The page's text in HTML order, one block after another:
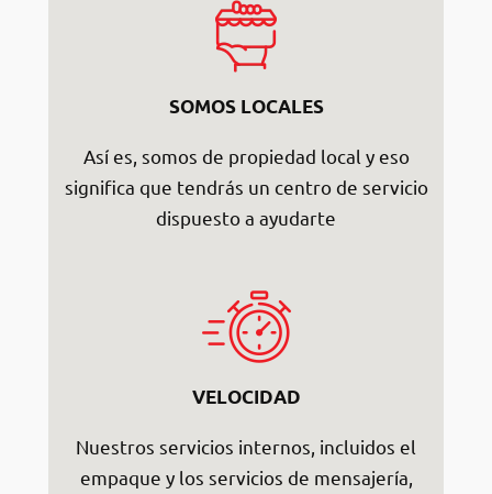
SOMOS LOCALES
Así es, somos de propiedad local y eso
significa que tendrás un centro de servicio
dispuesto a ayudarte
VELOCIDAD
Nuestros servicios internos, incluidos el
empaque y los servicios de mensajería,